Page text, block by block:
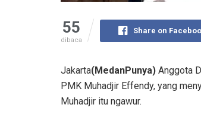
55
dibaca
Share on
Jakarta(MedanPunya) Anggota
PMK Muhadjir Effendy, yang
Muhadjir itu ngawur.